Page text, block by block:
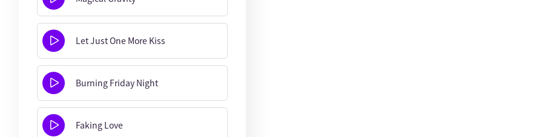
Let Just One More Kiss
Burning Friday Night
Faking Love